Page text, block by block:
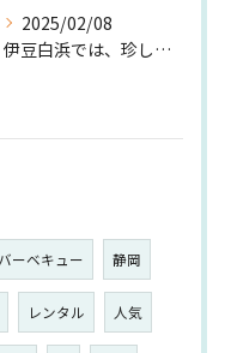
2025/02/08
伊豆白浜では、珍しい雪❄️
バーベキュー 静岡
レンタル 人気